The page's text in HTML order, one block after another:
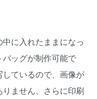
に入れたままになっ
ッグが制作可能で
ているので、画像が
ません、さらに印刷